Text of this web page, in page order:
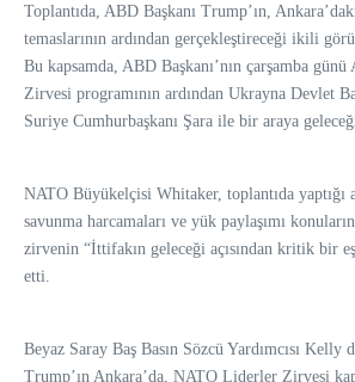
Toplantıda, ABD Başkanı Trump’ın,
temaslarının ardından gerçekleştireceği ikili
Bu kapsamda, ABD Başkanı’nın çarşamba
Zirvesi programının ardından Ukrayna Devlet
Suriye Cumhurbaşkanı Şara ile bir araya
NATO Büyükelçisi Whitaker, toplantıda yaptığı
savunma harcamaları ve yük paylaşımı
zirvenin “İttifakın geleceği açısından kritik bir
etti.
Beyaz Saray Baş Basın Sözcü Yardımcısı Kelly
Trump’ın Ankara’da, NATO Liderler Zirvesi